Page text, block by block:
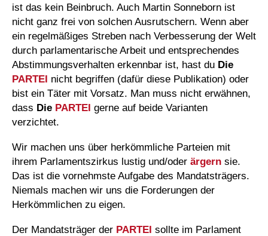
ist das kein Beinbruch. Auch Martin Sonneborn ist
nicht ganz frei von solchen Ausrutschern. Wenn aber
ein regelmäßiges Streben nach Verbesserung der Welt
durch parlamentarische Arbeit und entsprechendes
Abstimmungsverhalten erkennbar ist, hast du Die
PARTEI nicht begriffen (dafür diese Publikation) oder
bist ein Täter mit Vorsatz. Man muss nicht erwähnen,
dass Die PARTEI gerne auf beide Varianten
verzichtet.
Wir machen uns über herkömmliche Parteien mit
ihrem Parlamentszirkus lustig und/oder ärgern sie.
Das ist die vornehmste Aufgabe des Mandatsträgers.
Niemals machen wir uns die Forderungen der
Herkömmlichen zu eigen.
Der Mandatsträger der PARTEI sollte im Parlament